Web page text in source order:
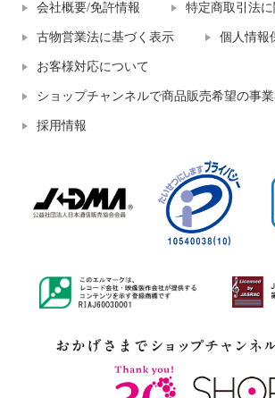
会社概要/免許情報 特定商取引法
古物営業法に基づく表示 個人情報
お客様対応について
ショップチャンネルで商品販売希望の事
採用情報